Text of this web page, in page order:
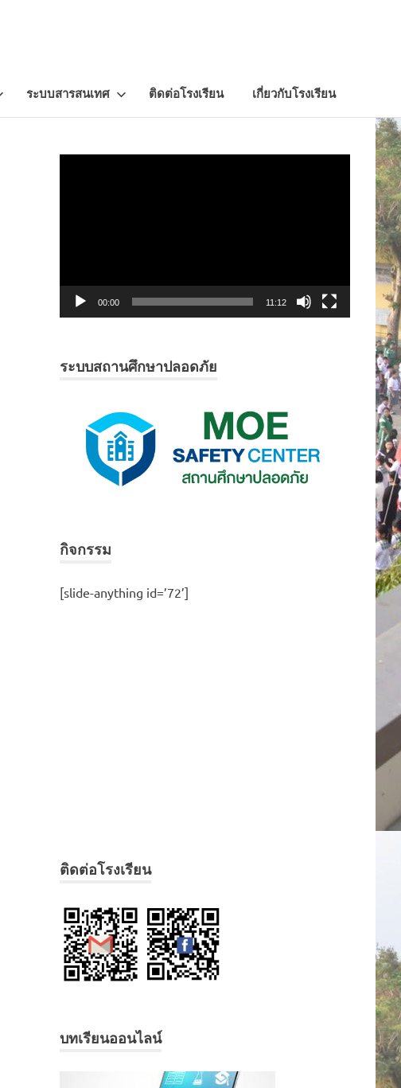
ระบบสารสนเทศ ติดต่อโรงเรียน เกี่ยวกับโรงเรียน
00:00 11:12
ระบบสถานศึกษาปลอดภัย
กิจกรรม
[slide-anything id=’72’]
ติดต่อโรงเรียน
บทเรียนออนไลน์